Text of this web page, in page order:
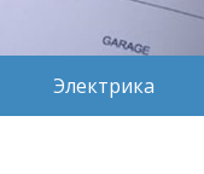
Электрика